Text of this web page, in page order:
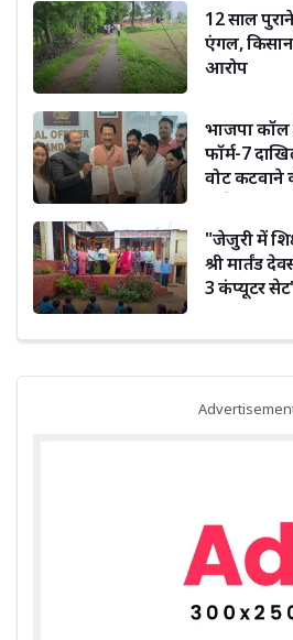
12 साल
एंगल,
आरोप
भाजपा कॉल
फॉर्म-7
वोट कटवाने
"जेजुरी में
श्री मार्तंड
3 कंप्यूटर